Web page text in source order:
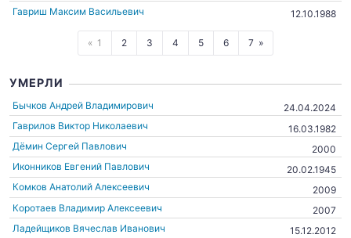
Гавриш Максим Васильевич
12.10.1988
1 2 3 4 5 6 7
УМЕРЛИ
Бычков Андрей Владимирович
24.04.2024
Гаврилов Виктор Николаевич
16.03.1982
Дёмин Сергей Павлович
2000
Иконников Евгений Павлович
20.02.1945
Комков Анатолий Алексеевич
2009
Коротаев Владимир Алексеевич
2007
Ладейщиков Вячеслав Иванович
15.12.2012